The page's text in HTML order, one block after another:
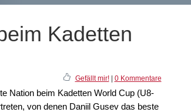
Kadetten
Gefällt mir!| 0 Kommentare
Nation beim Kadetten World Cup (U8-
von denen Daniil Gusev das beste